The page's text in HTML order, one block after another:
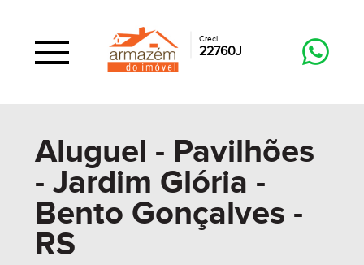
Creci
22760J
Aluguel - Pavilhões
- Jardim Glória -
Bento Gonçalves -
RS